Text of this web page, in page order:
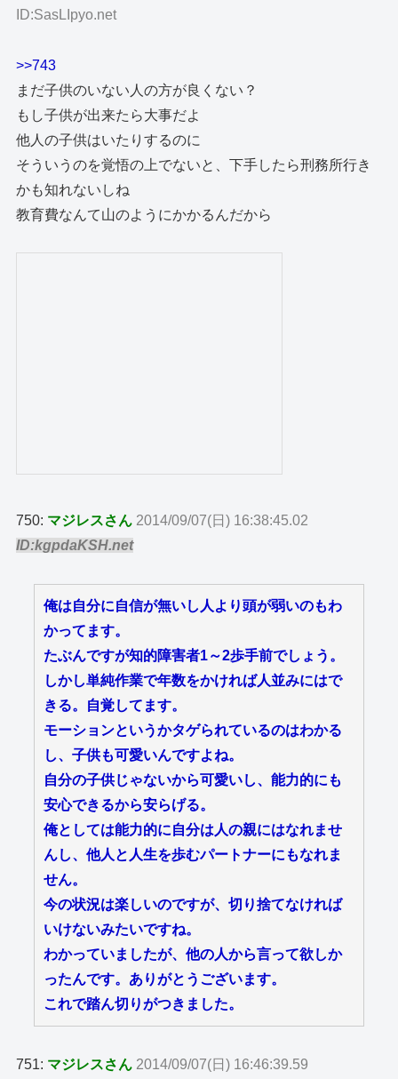
ID:SasLIpyo.net
>>743
まだ子供のいない人の方が良くない？
もし子供が出来たら大事だよ
他人の子供はいたりするのに
そういうのを覚悟の上でないと、下手したら刑務所行き
かも知れないしね
教育費なんて山のようにかかるんだから
750: マジレスさん 2014/09/07(日) 16:38:45.02
ID:kgpdaKSH.net
俺は自分に自信が無いし人より頭が弱いのもわ
かってます。
たぶんですが知的障害者1～2歩手前でしょう。
しかし単純作業で年数をかければ人並みにはで
きる。自覚してます。
モーションというかタゲられているのはわかる
し、子供も可愛いんですよね。
自分の子供じゃないから可愛いし、能力的にも
安心できるから安らげる。
俺としては能力的に自分は人の親にはなれませ
んし、他人と人生を歩むパートナーにもなれま
せん。
今の状況は楽しいのですが、切り捨てなければ
いけないみたいですね。
わかっていましたが、他の人から言って欲しか
ったんです。ありがとうございます。
これで踏ん切りがつきました。
751: マジレスさん 2014/09/07(日) 16:46:39.59